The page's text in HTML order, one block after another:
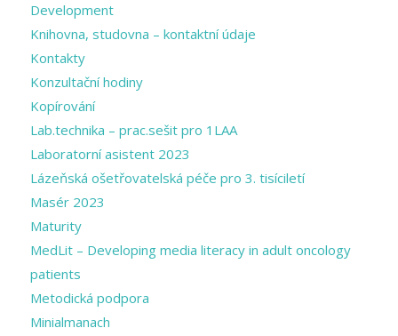
Development
Knihovna, studovna – kontaktní údaje
Kontakty
Konzultační hodiny
Kopírování
Lab.technika – prac.sešit pro 1LAA
Laboratorní asistent 2023
Lázeňská ošetřovatelská péče pro 3. tisíciletí
Masér 2023
Maturity
MedLit – Developing media literacy in adult oncology
patients
Metodická podpora
Minialmanach